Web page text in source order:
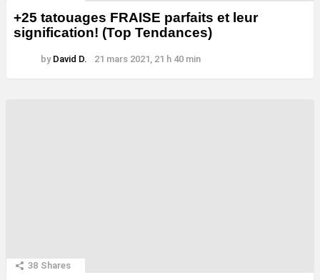
+25 tatouages ​​FRAISE parfaits et leur
signification! (Top Tendances)
by David D. 21 mars 2021, 21 h 40 min
38 Shares